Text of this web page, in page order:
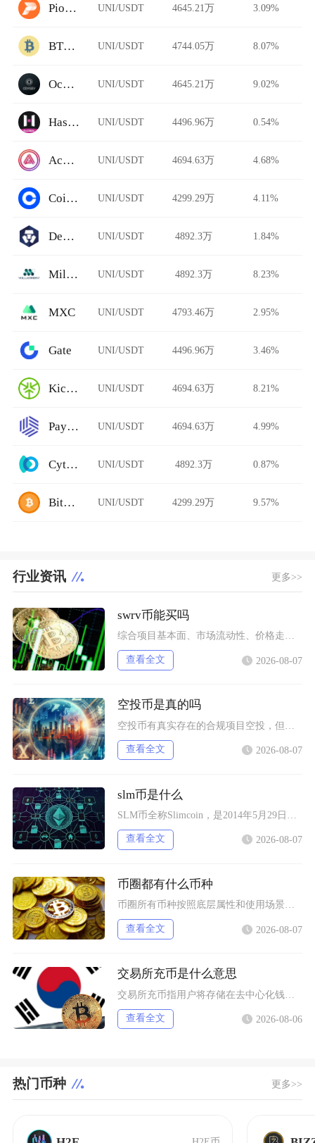
Pionex UNI/USDT 4645.21万 3.09%
BTCTradeUA UNI/USDT 4744.05万 8.07%
Ocnex UNI/USDT 4645.21万 9.02%
HashKey Global UNI/USDT 4496.96万 0.54%
Acala Swap UNI/USDT 4694.63万 4.68%
Coinbase Pro UNI/USDT 4299.29万 4.11%
DeFi Swap UNI/USDT 4892.3万 1.84%
Millionero UNI/USDT 4892.3万 8.23%
MXC UNI/USDT 4793.46万 2.95%
Gate UNI/USDT 4496.96万 3.46%
KickEX UNI/USDT 4694.63万 8.21%
Paymium UNI/USDT 4694.63万 4.99%
Cytoswap UNI/USDT 4892.3万 0.87%
BitFlip UNI/USDT 4299.29万 9.57%
行业资讯 更多>>
swrv币能买吗
综合项目基本面、市场流动性、价格走势以及行业竞争现状，普通币圈投资者不建议买入SWRV代币
查看全文 2026-08-07
空投币是真的吗
查看全文 2026-08-07
slm币是什么
查看全文 2026-08-07
币圈都有什么币种
币圈所有币种按照底层属性和使用场景，可以划分为价值存储币、公链原生币、稳定币、平台币、赛道
查看全文 2026-08-07
交易所充币是什么意思
查看全文 2026-08-06
热门币种 更多>>